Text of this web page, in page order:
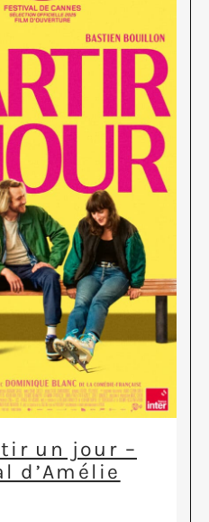
un jour –
d’Amélie